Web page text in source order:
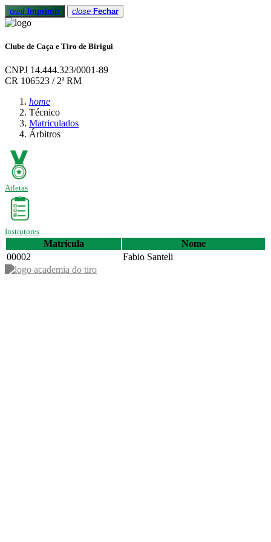
print Imprimir close Fechar
Clube de Caça e Tiro de Birigui
CNPJ 14.444.323/0001-89
CR 106523 / 2ª RM
home
Técnico
Matriculados
Árbitros
Atletas
Instrutores
Matrícula
Nome
00002
Fabio Santeli